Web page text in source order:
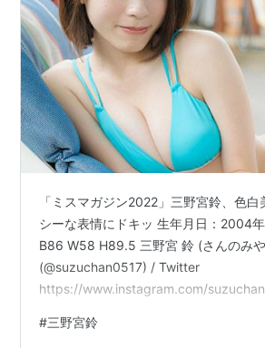
「ミスマガジン2022」三野宮鈴、色白
シーな表情にドキッ 生年月日：2004
B86 W58 H89.5 三野宮 鈴 (さんのみ
(@suzuchan0517) / Twitter
https://www.instagram.com/
倫,マナカミユイ,加納万太郎,南勝久,細
#三野宮鈴